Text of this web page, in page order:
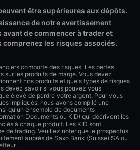
être supérieures aux dépôts.
de notre avertissement
de commencer à trader et
les risques associés.
comporte des risques. Les pertes
sur les produits de marge. Vous devez
nos produits et quels types de risques
devez savoir si vous pouvez vous
élevé de perdre votre argent. Pour vous
impliqués, nous avons compilé une
qu'un ensemble de documents
Documents ou KID) qui décrivent les
à chaque produit. Les KID sont
de trading. Veuillez noter que le prospectus
auprès de Saxo Bank (Suisse) SA ou